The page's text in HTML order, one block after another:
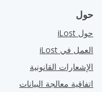
حول
حول iLost
العمل في iLost
الإشعارات القانونية
اتفاقية معالجة البيانات